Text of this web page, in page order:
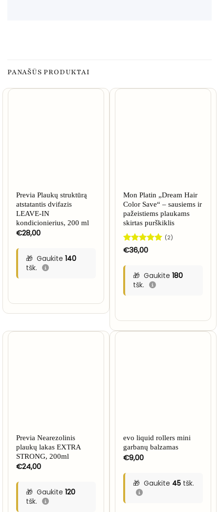
PANAŠŪS PRODUKTAI
Previa Plaukų struktūrą
atstatantis dvifazis
LEAVE-IN
kondicionierius, 200 ml
€28,00
Gaukite 140
tšk.
Mon Platin „Dream Hair
Color Save“ – sausiems ir
pažeistiems plaukams
skirtas purškiklis
Įvertinimas:
(2)
€36,00
Gaukite 180
tšk.
Previa Nearezolinis
plaukų lakas EXTRA
STRONG, 200ml
€24,00
Gaukite 120
tšk.
evo liquid rollers mini
garbanų balzamas
€9,00
Gaukite 45tšk.